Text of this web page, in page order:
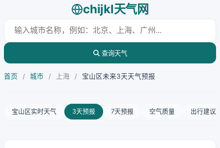
chijkl天气网
查询天气
首页 / 城市 / 上海 / 宝山区未来3天天气预报
宝山区实时天气 3天预报 7天预报 空气质量 出行建议